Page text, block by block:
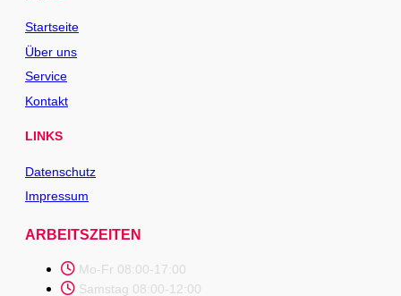
Startseite
Über uns
Service
Kontakt
LINKS
Datenschutz
Impressum
ARBEITSZEITEN
Mo-Fr 08:00-17:00
Samstag 08:00-12:00